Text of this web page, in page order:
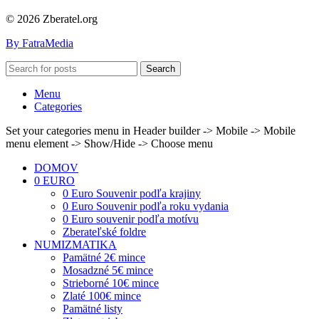
© 2026 Zberatel.org
By FatraMedia
Search
Menu
Categories
Set your categories menu in Header builder -> Mobile -> Mobile
menu element -> Show/Hide -> Choose menu
DOMOV
0 EURO
0 Euro Souvenir podľa krajiny
0 Euro Souvenir podľa roku vydania
0 Euro souvenir podľa motívu
Zberateľské foldre
NUMIZMATIKA
Pamätné 2€ mince
Mosadzné 5€ mince
Strieborné 10€ mince
Zlaté 100€ mince
Pamätné listy